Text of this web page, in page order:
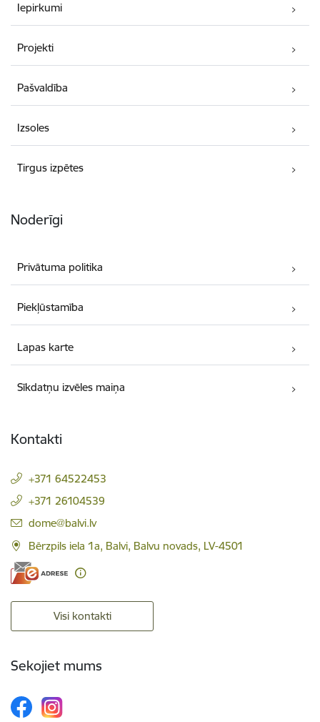
Iepirkumi
Projekti
Pašvaldība
Izsoles
Tirgus izpētes
Noderīgi
Privātuma politika
Piekļūstamība
Lapas karte
Sīkdatņu izvēles maiņa
Kontakti
+371 64522453
+371 26104539
E-pasts:
dome@balvi.lv
Bērzpils iela 1a, Balvi, Balvu novads, LV-4501
Visi kontakti
Sekojiet mums